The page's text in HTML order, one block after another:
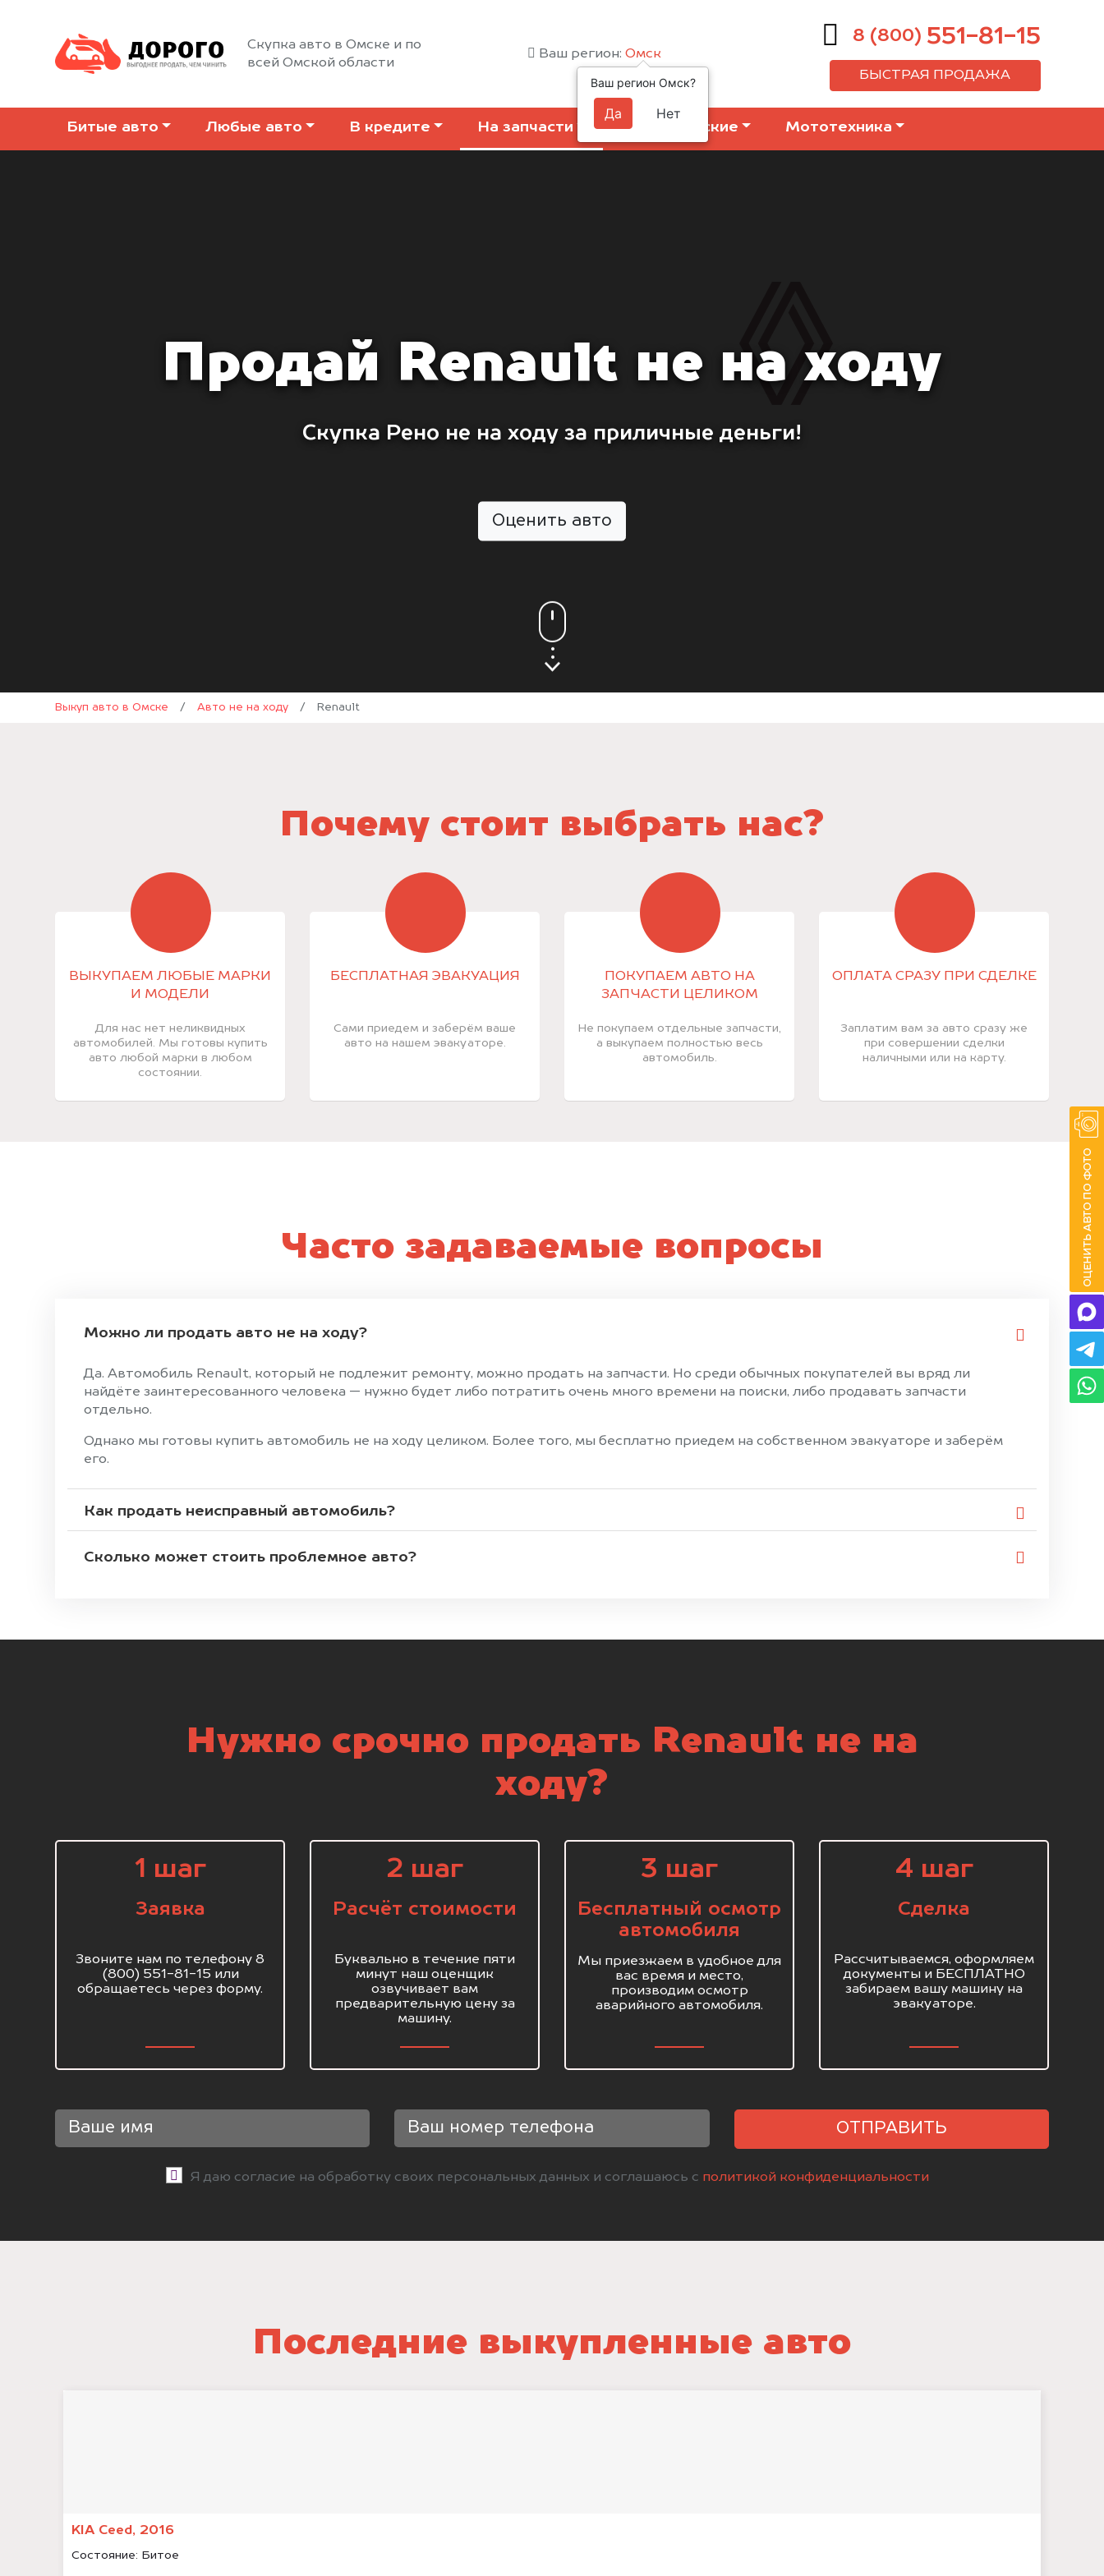
Скупка авто в Омске и по
всей Омской области
Ваш регион:Омск
8 (800) 551-81-15
БЫСТРАЯ ПРОДАЖА
Битые авто Любые авто В кредите На запчасти Коммерческие Мототехника
Продай Renault не на ходу
Скупка Рено не на ходу за приличные деньги!
Оценить авто
Выкуп авто в Омске / Авто не на ходу / Renault
Почему стоит выбрать нас?
ВЫКУПАЕМ ЛЮБЫЕ МАРКИ
И МОДЕЛИ
Для нас нет неликвидных
автомобилей. Мы готовы купить
авто любой марки в любом
состоянии.
БЕСПЛАТНАЯ ЭВАКУАЦИЯ
Сами приедем и заберём ваше
авто на нашем эвакуаторе.
ПОКУПАЕМ АВТО НА
ЗАПЧАСТИ ЦЕЛИКОМ
Не покупаем отдельные запчасти,
а выкупаем полностью весь
автомобиль.
ОПЛАТА СРАЗУ ПРИ СДЕЛКЕ
Заплатим вам за авто сразу же
при совершении сделки
наличными или на карту.
Часто задаваемые вопросы
Можно ли продать авто не на ходу?
Да. Автомобиль Renault, который не подлежит ремонту, можно продать на запчасти. Но среди обычных покупателей вы вряд ли
найдёте заинтересованного человека — нужно будет либо потратить очень много времени на поиски, либо продавать запчасти
отдельно.
Однако мы готовы купить автомобиль не на ходу целиком. Более того, мы бесплатно приедем на собственном эвакуаторе и заберём
его.
Как продать неисправный автомобиль?
Сколько может стоить проблемное авто?
Нужно срочно продать Renault не на
ходу?
1 шаг
Заявка
Звоните нам по телефону 8
(800) 551-81-15 или
обращаетесь через форму.
2 шаг
Расчёт стоимости
Буквально в течение пяти
минут наш оценщик
озвучивает вам
предварительную цену за
машину.
3 шаг
Бесплатный осмотр
автомобиля
Мы приезжаем в удобное для
вас время и место,
производим осмотр
аварийного автомобиля.
4 шаг
Сделка
Рассчитываемся, оформляем
документы и БЕСПЛАТНО
забираем вашу машину на
эвакуаторе.
ОТПРАВИТЬ
Я даю согласие на обработку своих персональных данных и соглашаюсь с политикой конфиденциальности
Последние выкупленные авто
KIA Ceed, 2016
Состояние: Битое
Ваш регион Омск?
Да Нет